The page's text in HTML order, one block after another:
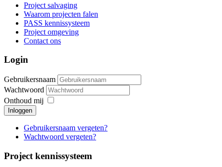
Project salvaging
Waarom projecten falen
PASS kennissysteem
Project omgeving
Contact ons
Login
Gebruikersnaam
Wachtwoord
Onthoud mij
Inloggen
Gebruikersnaam vergeten?
Wachtwoord vergeten?
Project kennissysteem